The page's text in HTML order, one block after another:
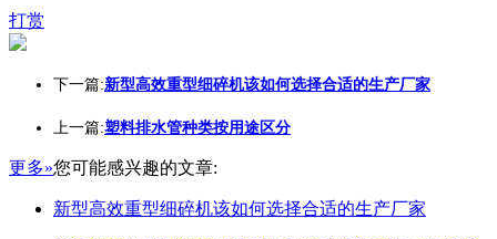
打赏
下一篇:新型高效重型细碎机该如何选择合适的生产厂家
上一篇:塑料排水管种类按用途区分
更多»您可能感兴趣的文章:
新型高效重型细碎机该如何选择合适的生产厂家